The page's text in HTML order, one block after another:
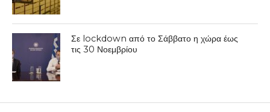
Σε lockdown από το Σάββατο η χώρα έως
τις 30 Νοεμβρίου